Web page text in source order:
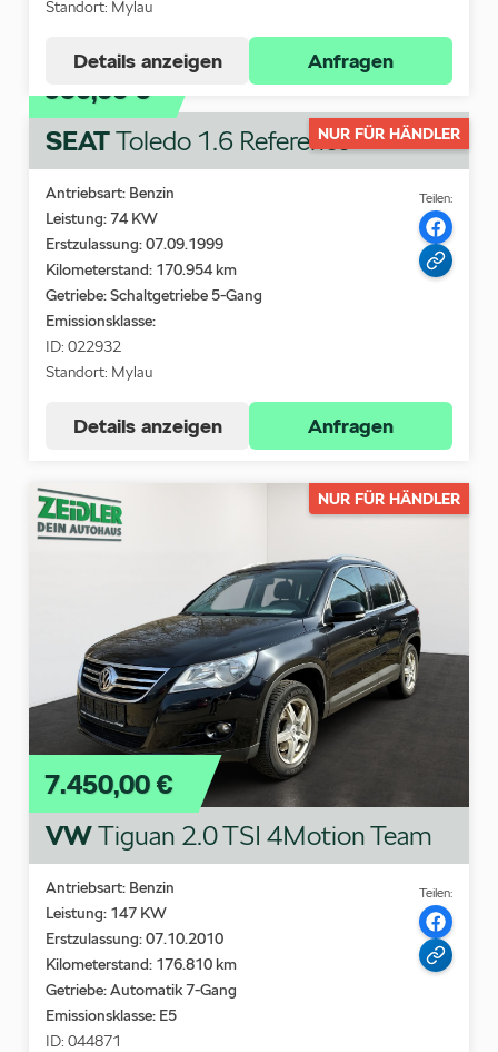
Standort: Mylau
Details anzeigen Anfragen
NUR FÜR HÄNDLER
950,00 €
SEATToledo 1.6 Reference
Antriebsart: Benzin
Leistung: 74 KW
Erstzulassung: 07.09.1999
Kilometerstand: 170.954 km
Getriebe: Schaltgetriebe 5-Gang
Emissionsklasse:
ID: 022932
Standort: Mylau
Teilen:
Details anzeigen Anfragen
NUR FÜR HÄNDLER
7.450,00 €
VWTiguan 2.0 TSI 4Motion Team
Antriebsart: Benzin
Leistung: 147 KW
Erstzulassung: 07.10.2010
Kilometerstand: 176.810 km
Getriebe: Automatik 7-Gang
Emissionsklasse: E5
ID: 044871
Teilen: